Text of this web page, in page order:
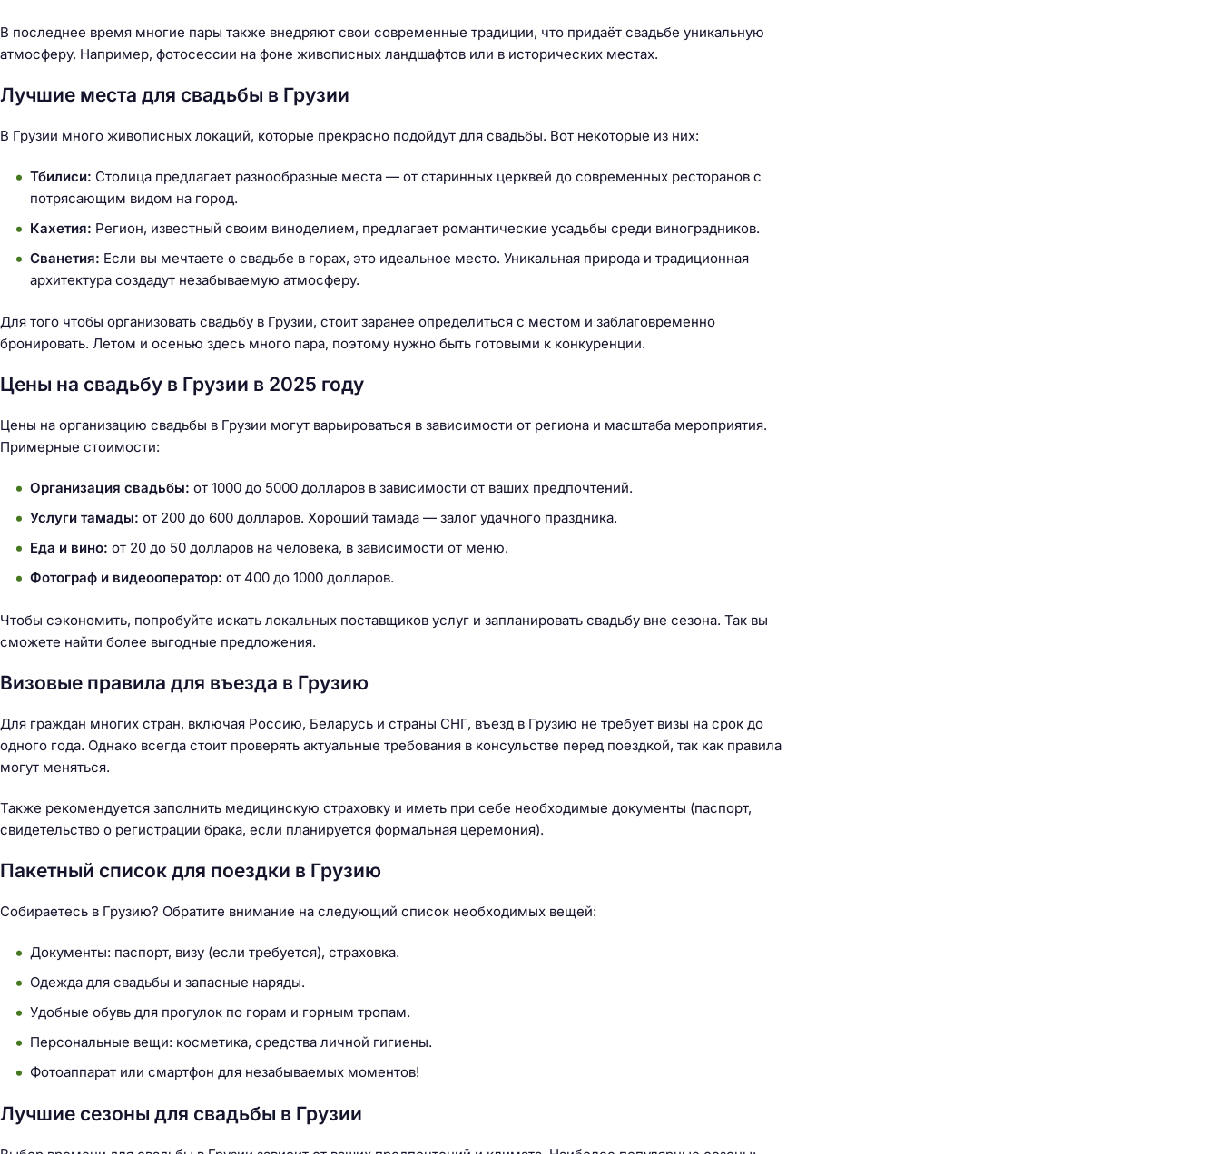
В последнее время многие пары также внедряют свои современные традиции, что придаёт свадьбе уникальную
атмосферу. Например, фотосессии на фоне живописных ландшафтов или в исторических местах.
Лучшие места для свадьбы в Грузии
В Грузии много живописных локаций, которые прекрасно подойдут для свадьбы. Вот некоторые из них:
Тбилиси: Столица предлагает разнообразные места — от старинных церквей до современных ресторанов с
потрясающим видом на город.
Кахетия: Регион, известный своим виноделием, предлагает романтические усадьбы среди виноградников.
Сванетия: Если вы мечтаете о свадьбе в горах, это идеальное место. Уникальная природа и традиционная
архитектура создадут незабываемую атмосферу.
Для того чтобы организовать свадьбу в Грузии, стоит заранее определиться с местом и заблаговременно
бронировать. Летом и осенью здесь много пара, поэтому нужно быть готовыми к конкуренции.
Цены на свадьбу в Грузии в 2025 году
Цены на организацию свадьбы в Грузии могут варьироваться в зависимости от региона и масштаба мероприятия.
Примерные стоимости:
Организация свадьбы: от 1000 до 5000 долларов в зависимости от ваших предпочтений.
Услуги тамады: от 200 до 600 долларов. Хороший тамада — залог удачного праздника.
Еда и вино: от 20 до 50 долларов на человека, в зависимости от меню.
Фотограф и видеооператор: от 400 до 1000 долларов.
Чтобы сэкономить, попробуйте искать локальных поставщиков услуг и запланировать свадьбу вне сезона. Так вы
сможете найти более выгодные предложения.
Визовые правила для въезда в Грузию
Для граждан многих стран, включая Россию, Беларусь и страны СНГ, въезд в Грузию не требует визы на срок до
одного года. Однако всегда стоит проверять актуальные требования в консульстве перед поездкой, так как правила
могут меняться.
Также рекомендуется заполнить медицинскую страховку и иметь при себе необходимые документы (паспорт,
свидетельство о регистрации брака, если планируется формальная церемония).
Пакетный список для поездки в Грузию
Собираетесь в Грузию? Обратите внимание на следующий список необходимых вещей:
Документы: паспорт, визу (если требуется), страховка.
Одежда для свадьбы и запасные наряды.
Удобные обувь для прогулок по горам и горным тропам.
Персональные вещи: косметика, средства личной гигиены.
Фотоаппарат или смартфон для незабываемых моментов!
Лучшие сезоны для свадьбы в Грузии